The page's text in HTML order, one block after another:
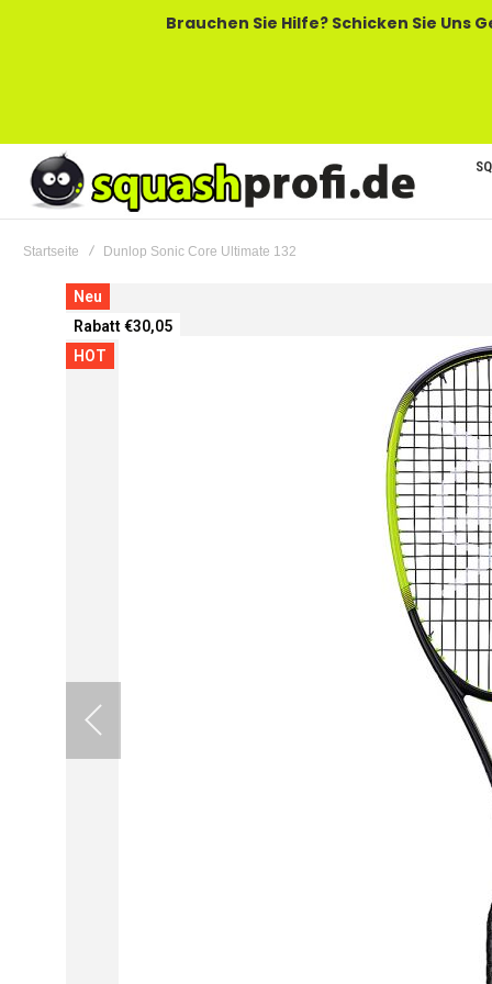
Brauchen Sie Hilfe? Schicken Sie Uns Gerne
Startseite Dunlop Sonic Core Ultimate 132
Zum
Ende
der
Bildgalerie
Neu
Rabatt €30,05
HOT